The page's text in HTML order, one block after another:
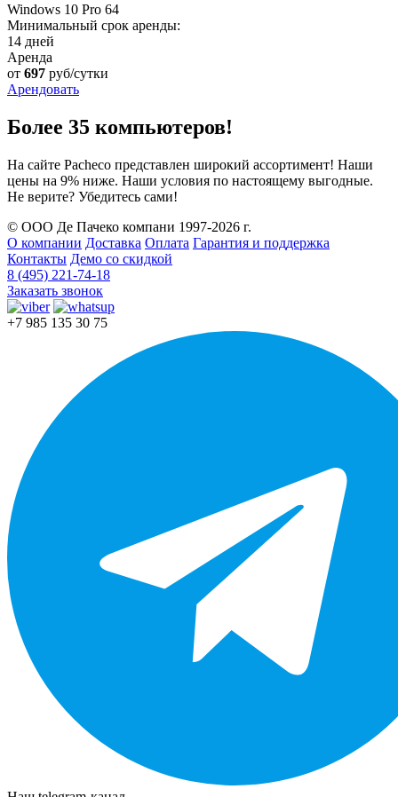
Windows 10 Pro 64
Минимальный срок аренды:
14 дней
Аренда
от 697 руб/сутки
Арендовать
Более 35 компьютеров!
На сайте Pacheco представлен широкий ассортимент! Наши
цены на 9% ниже. Наши условия по настоящему выгодные.
Не верите? Убедитесь сами!
© ООО Де Пачеко компани 1997-2026 г.
О компании Доставка Оплата Гарантия и поддержка
Контакты Демо со скидкой
8 (495) 221-74-18
Заказать звонок
+7 985 135 30 75